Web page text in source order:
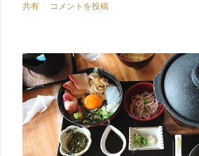
共有 コメントを投稿